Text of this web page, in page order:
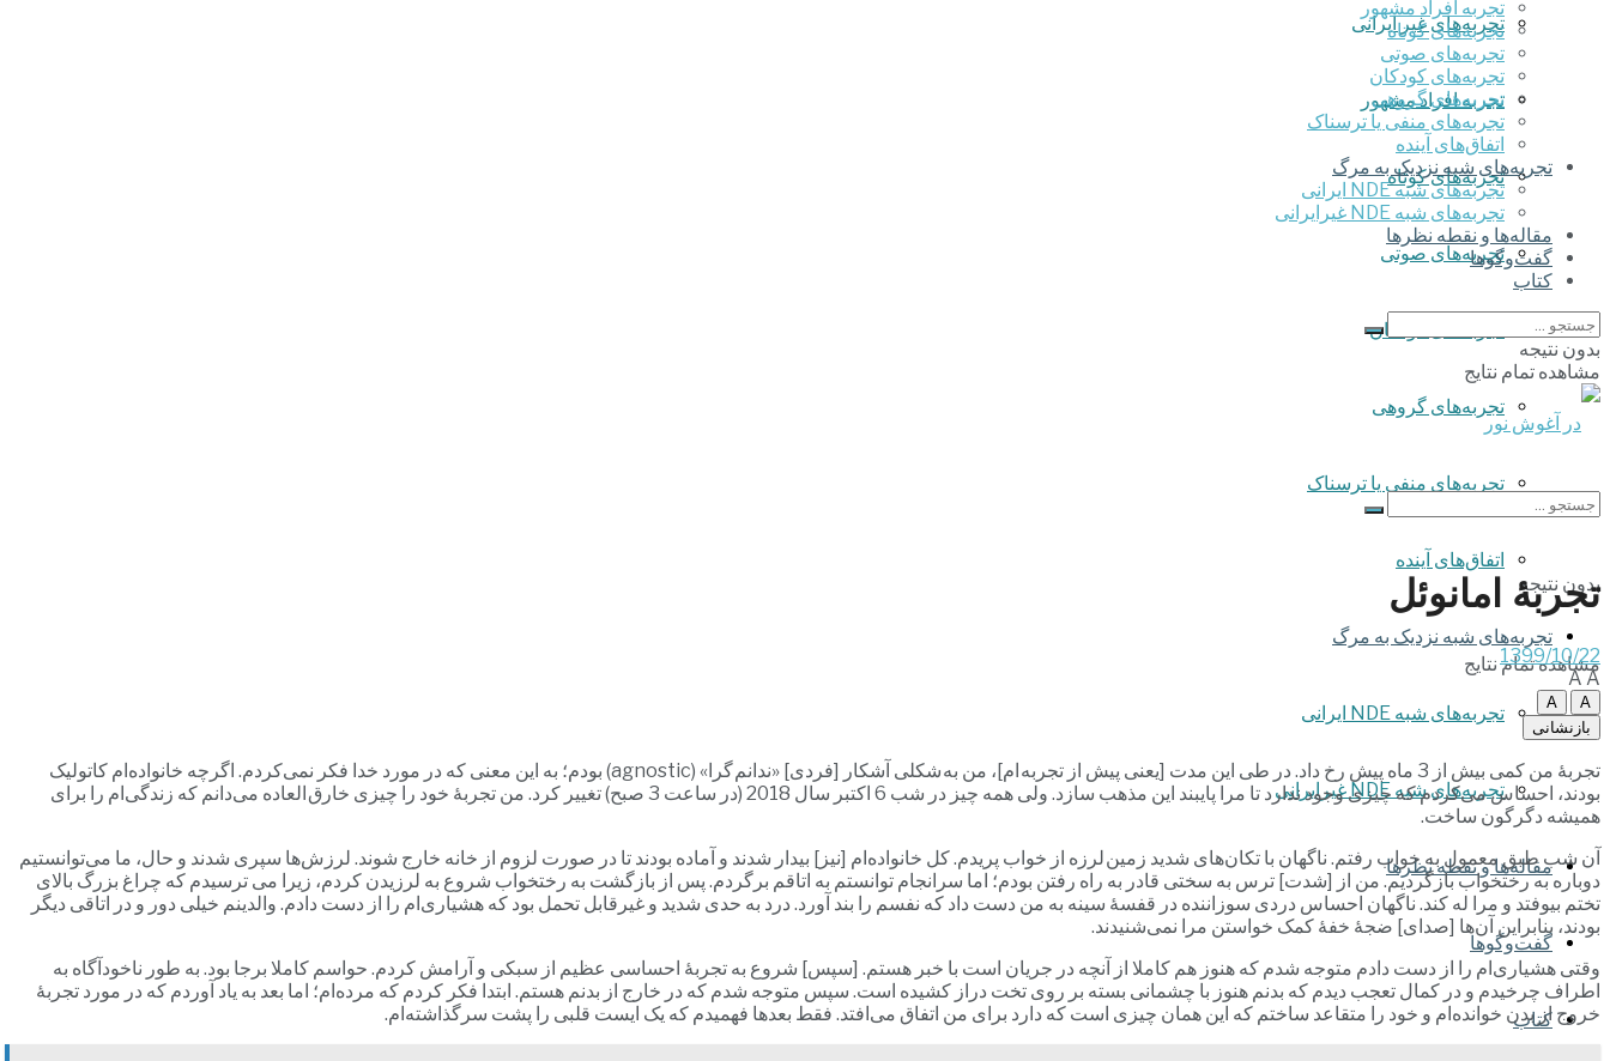
تجربه‌های غیر ایرانی
تجربه افراد مشهور
تجربه‌های کوتاه
تجربه‌های صوتی
تجربه‌های کودکان
تجربه‌های گروهی
‌تجربه‌های منفی یا ترسناک
اتفاق‌های آینده
تجربه‌های شبه نزدیک به مرگ
تجربه‌های شبه NDE ایرانی
تجربه‌های شبه NDE غیرایرانی
مقاله‌ها و نقطه نظرها
گفت‌وگوها
کتاب
تجربه افراد مشهور
تجربه‌های کوتاه
تجربه‌های صوتی
تجربه‌های کودکان
تجربه‌های گروهی
‌تجربه‌های منفی یا ترسناک
اتفاق‌های آینده
تجربه‌های شبه نزدیک به مرگ
تجربه‌های شبه NDE ایرانی
تجربه‌های شبه NDE غیرایرانی
مقاله‌ها و نقطه نظرها
گفت‌وگوها
کتاب
بدون نتیجه
مشاهده تمام نتایج
بدون نتیجه
مشاهده تمام نتایج
تجربۀ امانوئل
1399/10/22
AA
A
A
بازنشانی
تجربۀ من کمی بیش از 3 ماه پیش رخ داد. در طی این مدت [یعنی پیش از تجربه ام]، من به شکلی آشکار [فردی] «ندانم گرا» (agnostic) بودم؛ به این معنی که در مورد خدا فکر نمی‌کردم. اگرچه خانواده‌ام کاتولیک
بودند، احساس می‌کردم که چیزی وجود ندارد تا مرا پایبند این مذهب سازد. ولی همه چیز در شب 6 اکتبر سال 2018 (در ساعت 3 صبح) تغییر کرد. من تجربۀ خود را چیزی خارق العاده می‌دانم که زندگی‌ام را برای
همیشه دگرگون ساخت.
آن شب طبق معمول به خواب رفتم. ناگهان با تکان‌های شدید زمین لرزه از خواب پریدم. کل خانواده‌ام [نیز] بیدار شدند و آماده بودند تا در صورت لزوم از خانه خارج شوند. لرزش‌ها سپری شدند و حال، ما می‌توانستیم
دوباره به رختخواب بازگردیم. من از [شدت] ترس به سختی قادر به راه رفتن بودم؛ اما سرانجام توانستم به اتاقم برگردم. پس از بازگشت به رختخواب شروع به لرزیدن کردم، زیرا می ترسیدم که چراغ بزرگ بالای
تختم بیوفتد و مرا له کند. ناگهان احساس دردی سوزاننده در قفسۀ سینه به من دست داد که نفسم را بند آورد. درد به حدی شدید و غیرقابل تحمل بود که هشیاری‌ام را از دست دادم. والدینم خیلی دور و در اتاقی دیگر
بودند، بنابراین آن‌ها [صدای] ضجۀ خفۀ کمک خواستن مرا نمی‌شنیدند.
وقتی هشیاری‌ام را از دست دادم متوجه شدم که هنوز هم کاملا از آنچه در جریان است با خبر هستم. [سپس] شروع به تجربۀ احساسی عظیم از سبکی و آرامش کردم. حواسم کاملا برجا بود. به طور ناخودآگاه به
اطراف چرخیدم و در کمال تعجب دیدم که بدنم هنوز با چشمانی بسته بر روی تخت دراز کشیده است. سپس متوجه شدم که در خارج از بدنم هستم. ابتدا فکر کردم که مرده‌ام؛ اما بعد به یاد آوردم که در مورد تجربۀ
خروج از بدن خوانده‌ام و خود را متقاعد ساختم که این همان چیزی است که دارد برای من اتفاق می‌افتد. فقط بعدها فهمیدم که یک ایست قلبی را پشت سرگذاشته‌ام.